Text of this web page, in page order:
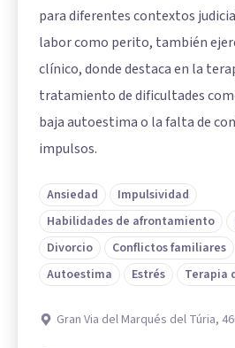
para diferentes contextos
labor como perito, también
clínico, donde destaca en la
tratamiento de dificultades
baja autoestima o la falta de
impulsos.
Ansiedad
Impulsividad
Habilidades de afrontamiento
Divorcio
Conflictos familiares
Autoestima
Estrés Terapia
Gran Via del Marqués del Túria,